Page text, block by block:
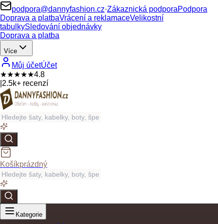
podpora@dannyfashion.cz·Zákaznická podporaPodpora
Doprava a platbaVrácení a reklamaceVelikostní
tabulkySledování objednávky
Doprava a platba
Více
Můj účetÚčet
★★★★★4.8
2.5k+ recenzí
Košíkprázdný
Kategorie